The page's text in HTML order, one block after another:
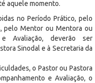
aquele momento.
no Período Prático, pelo
pelo Mentor ou Mentora ou
Avaliação, deverão ser
Sinodal e à Secretaria da
o Pastor ou Pastora
e Avaliação, o